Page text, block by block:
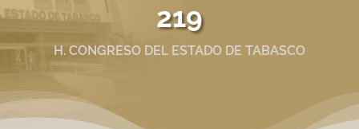
219
H. CONGRESO DEL ESTADO DE TABASCO